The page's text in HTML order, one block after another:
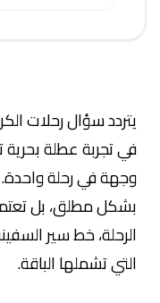
يتردد سؤال رحلات الكروز
في تجربة عطلة بحرية تجمع
وجهة في رحلة واحدة.
بشكل مطلق، بل تعتمد
الرحلة، خط سير
التي تشملها الباقة.